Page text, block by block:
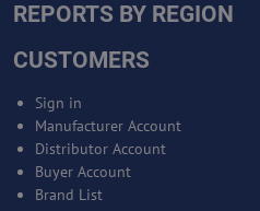
REPORTS BY REGION
CUSTOMERS
Sign in
Manufacturer Account
Distributor Account
Buyer Account
Brand List